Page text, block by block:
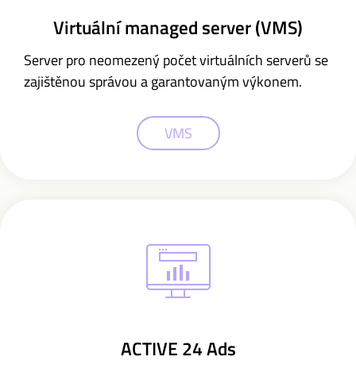
Virtuální managed server (VMS)
Server pro neomezený počet virtuálních serverů se
zajištěnou správou a garantovaným výkonem.
VMS
ACTIVE 24 Ads